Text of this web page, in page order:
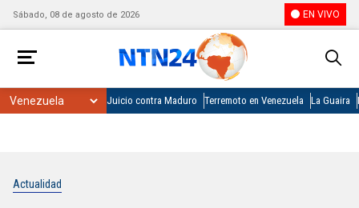
Sábado, 08 de agosto de 2026 EN VIVO
Juicio contra Maduro Terremoto en Venezuela La Guaira
Actualidad